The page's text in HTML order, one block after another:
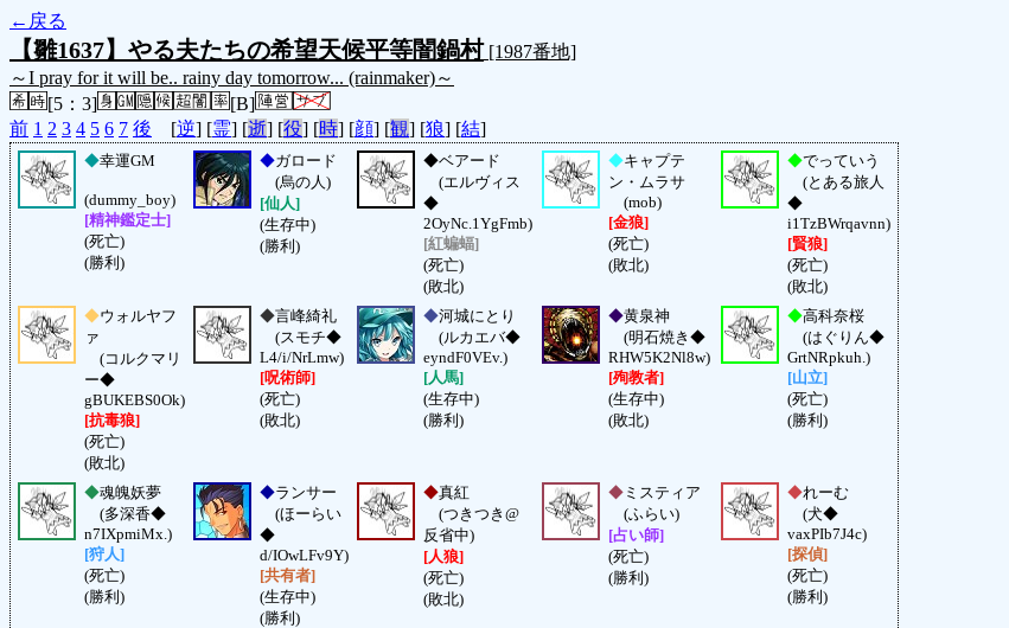
←戻る
【雛1637】やる夫たちの希望天候平等闇鍋村[1987番地]
～I pray for it will be.. rainy day tomorrow... (rainmaker)～
[5：3]
[B]
前 1 2 3 4 5 6 7 後 [逆] [霊] [逝] [役] [時] [顔] [観] [狼] [結]
◆幸運GM
(dummy_boy)
[精神鑑定士]
(死亡)
(勝利)
◆ガロード
(烏の人)
[仙人]
(生存中)
(勝利)
◆ベアード
(エルヴィス
◆
2OyNc.1YgFmb)
[紅蝙蝠]
(死亡)
(敗北)
◆キャプテ
ン・ムラサ
(mob)
[金狼]
(死亡)
(敗北)
◆でっていう
(とある旅人
◆
i1TzBWrqavnn)
[賢狼]
(死亡)
(敗北)
◆ウォルヤフ
ァ
(コルクマリ
ー◆
gBUKEBS0Ok)
[抗毒狼]
(死亡)
(敗北)
◆言峰綺礼
(スモチ◆
L4/i/NrLmw)
[呪術師]
(死亡)
(敗北)
◆河城にとり
(ルカエバ◆
eyndF0VEv.)
[人馬]
(生存中)
(勝利)
◆黄泉神
(明石焼き◆
RHW5K2Nl8w)
[殉教者]
(生存中)
(敗北)
◆高科奈桜
(はぐりん◆
GrtNRpkuh.)
[山立]
(死亡)
(勝利)
◆魂魄妖夢
(多深香◆
n7IXpmiMx.)
[狩人]
(死亡)
(勝利)
◆ランサー
(ほーらい
◆
d/IOwLFv9Y)
[共有者]
(生存中)
(勝利)
◆真紅
(つきつき@
反省中)
[人狼]
(死亡)
(敗北)
◆ ミスティア
(ふらい)
[占い師]
(死亡)
(勝利)
◆れーむ
(犬◆
vaxPIb7J4c)
[探偵]
(死亡)
(勝利)